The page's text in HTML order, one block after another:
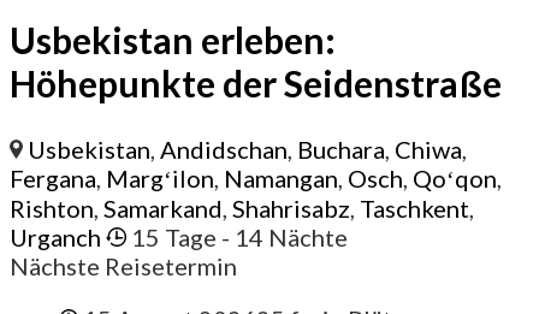
Usbekistan erleben:
Höhepunkte der Seidenstraße
Usbekistan,Andidschan, Buchara, Chiwa,
Fergana, Margʻilon, Namangan, Osch, Qoʻqon,
Rishton, Samarkand, Shahrisabz, Taschkent,
Urganch
15 Tage - 14 Nächte
Nächste Reisetermin